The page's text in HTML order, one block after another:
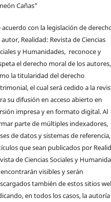
Cañas”
acuerdo con la legislación de
Realidad: Revista de Ciencias
y Humanidades, reconoce y
el derecho moral de los
la titularidad del derecho
el cual será cedido a la
su difusión en acceso abierto en
impresa y en formato digital. Al
parte de múltiples indexadores,
de datos y sistemas de
que sean publicados por
de Ciencias Sociales y
visibles y serán
también de estos sitios
en todos los casos, la